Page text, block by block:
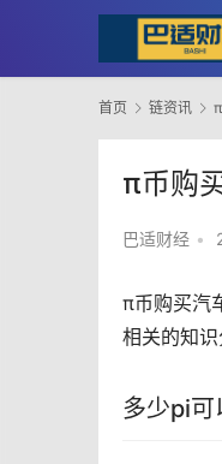
首页 链资讯
π币购
巴适财经 •
π币购买汽
相关的知识
多少pi可